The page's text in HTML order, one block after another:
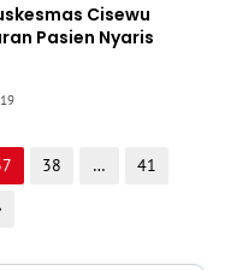
Cisewu
Pasien Nyaris
38 …
41